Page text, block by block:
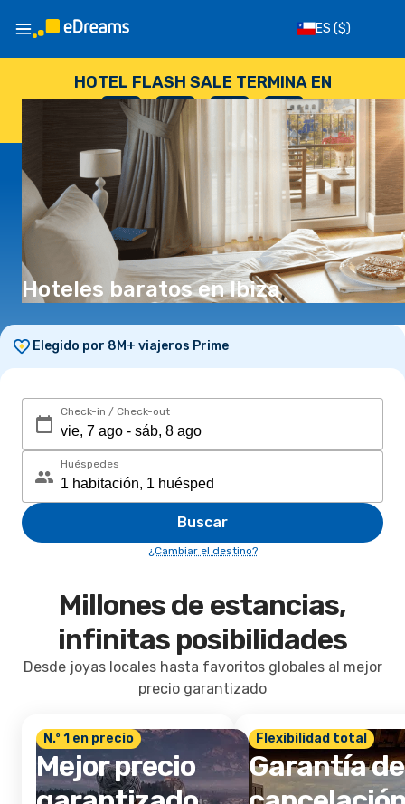
ES ($)
HOTEL FLASH SALE TERMINA EN
--
DÍAS
: --
HORAS
: --
SEGUNDOS
Hoteles baratos en Ibiza
Elegido por 8M+ viajeros Prime
Check-in / Check-out
Huéspedes
Buscar
¿Cambiar el destino?
Millones de estancias,
infinitas posibilidades
Desde joyas locales hasta favoritos globales al mejor
precio garantizado
N.º 1 en precio
Mejor precio
Flexibilidad total
Garantía de